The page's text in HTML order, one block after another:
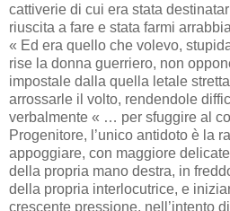
cattiverie di cui era stata
riuscita a fare e stata farmi
« Ed era quello che volevo,
rise la donna guerriero, non
impostale dalla quella letale
arrossarle il volto, rendendole
verbalmente « … per sfuggire al
Progenitore, l’unico antidoto è la
appoggiare, con maggiore
della propria mano destra, in
della propria interlocutrice, e
crescente pressione, nell’intento